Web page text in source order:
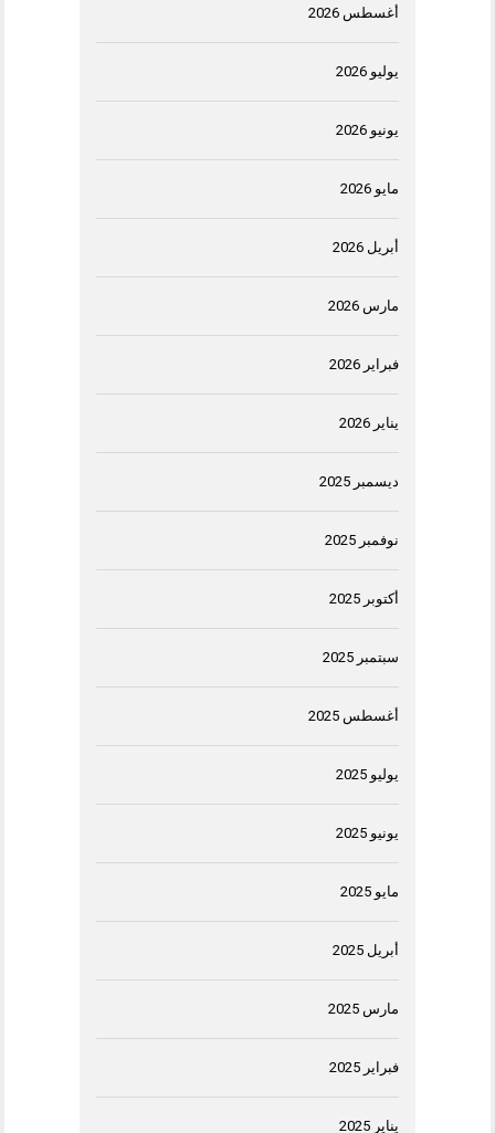
أغسطس 2026
يوليو 2026
يونيو 2026
مايو 2026
أبريل 2026
مارس 2026
فبراير 2026
يناير 2026
ديسمبر 2025
نوفمبر 2025
أكتوبر 2025
سبتمبر 2025
أغسطس 2025
يوليو 2025
يونيو 2025
مايو 2025
أبريل 2025
مارس 2025
فبراير 2025
يناير 2025